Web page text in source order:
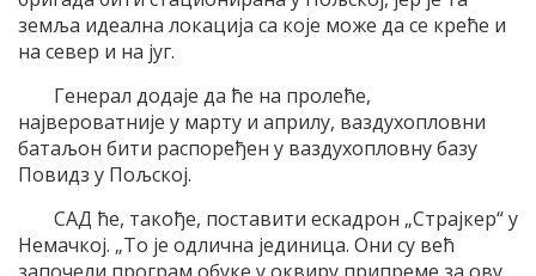
земља идеална локација са које може да се креће и
на север и на југ.
Генерал додаје да ће на пролеће,
највероватније у марту и априлу, ваздухопловни
батаљон бити распоређен у ваздухопловну базу
Повидз у Пољској.
САД ће, такође, поставити ескадрон „Страјкер“ у
Немачкој. „То је одлична јединица. Они су већ